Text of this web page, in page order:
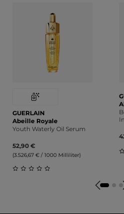
GUERLAIN
Abeille Royale
Youth Waterly Oil Serum
52,90 €
(3.526,67 € / 1000 Milliliter)
Durchschnittliche